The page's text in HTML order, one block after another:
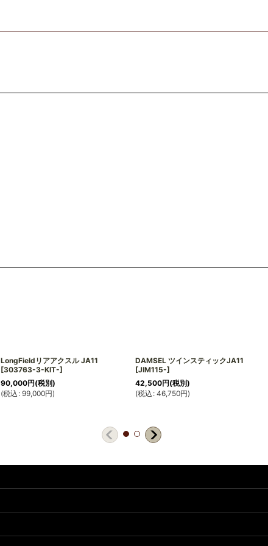
LongFieldリアアクスル JA11
[303763-3-KIT-]
90,000円(税別)
(税込 : 99,000円)
DAMSEL ツインスティックJA11
[JIM115-]
42,500円(税別)
(税込 : 46,750円)